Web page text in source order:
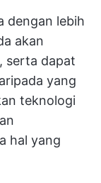
dengan lebih
akan
serta dapat
yang
teknologi
hal yang